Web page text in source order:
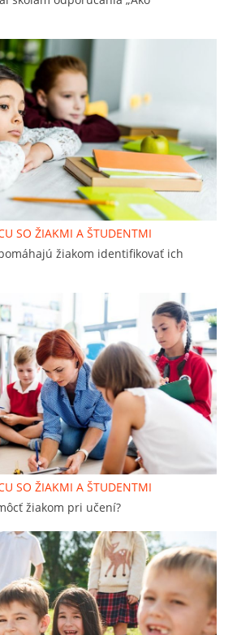
SO ŽIAKMI A ŠTUDENTMI
žiakom identifikovať ich
SO ŽIAKMI A ŠTUDENTMI
žiakom pri učení?